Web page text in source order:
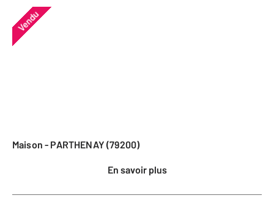
Vendu
Maison - PARTHENAY (79200)
En savoir plus